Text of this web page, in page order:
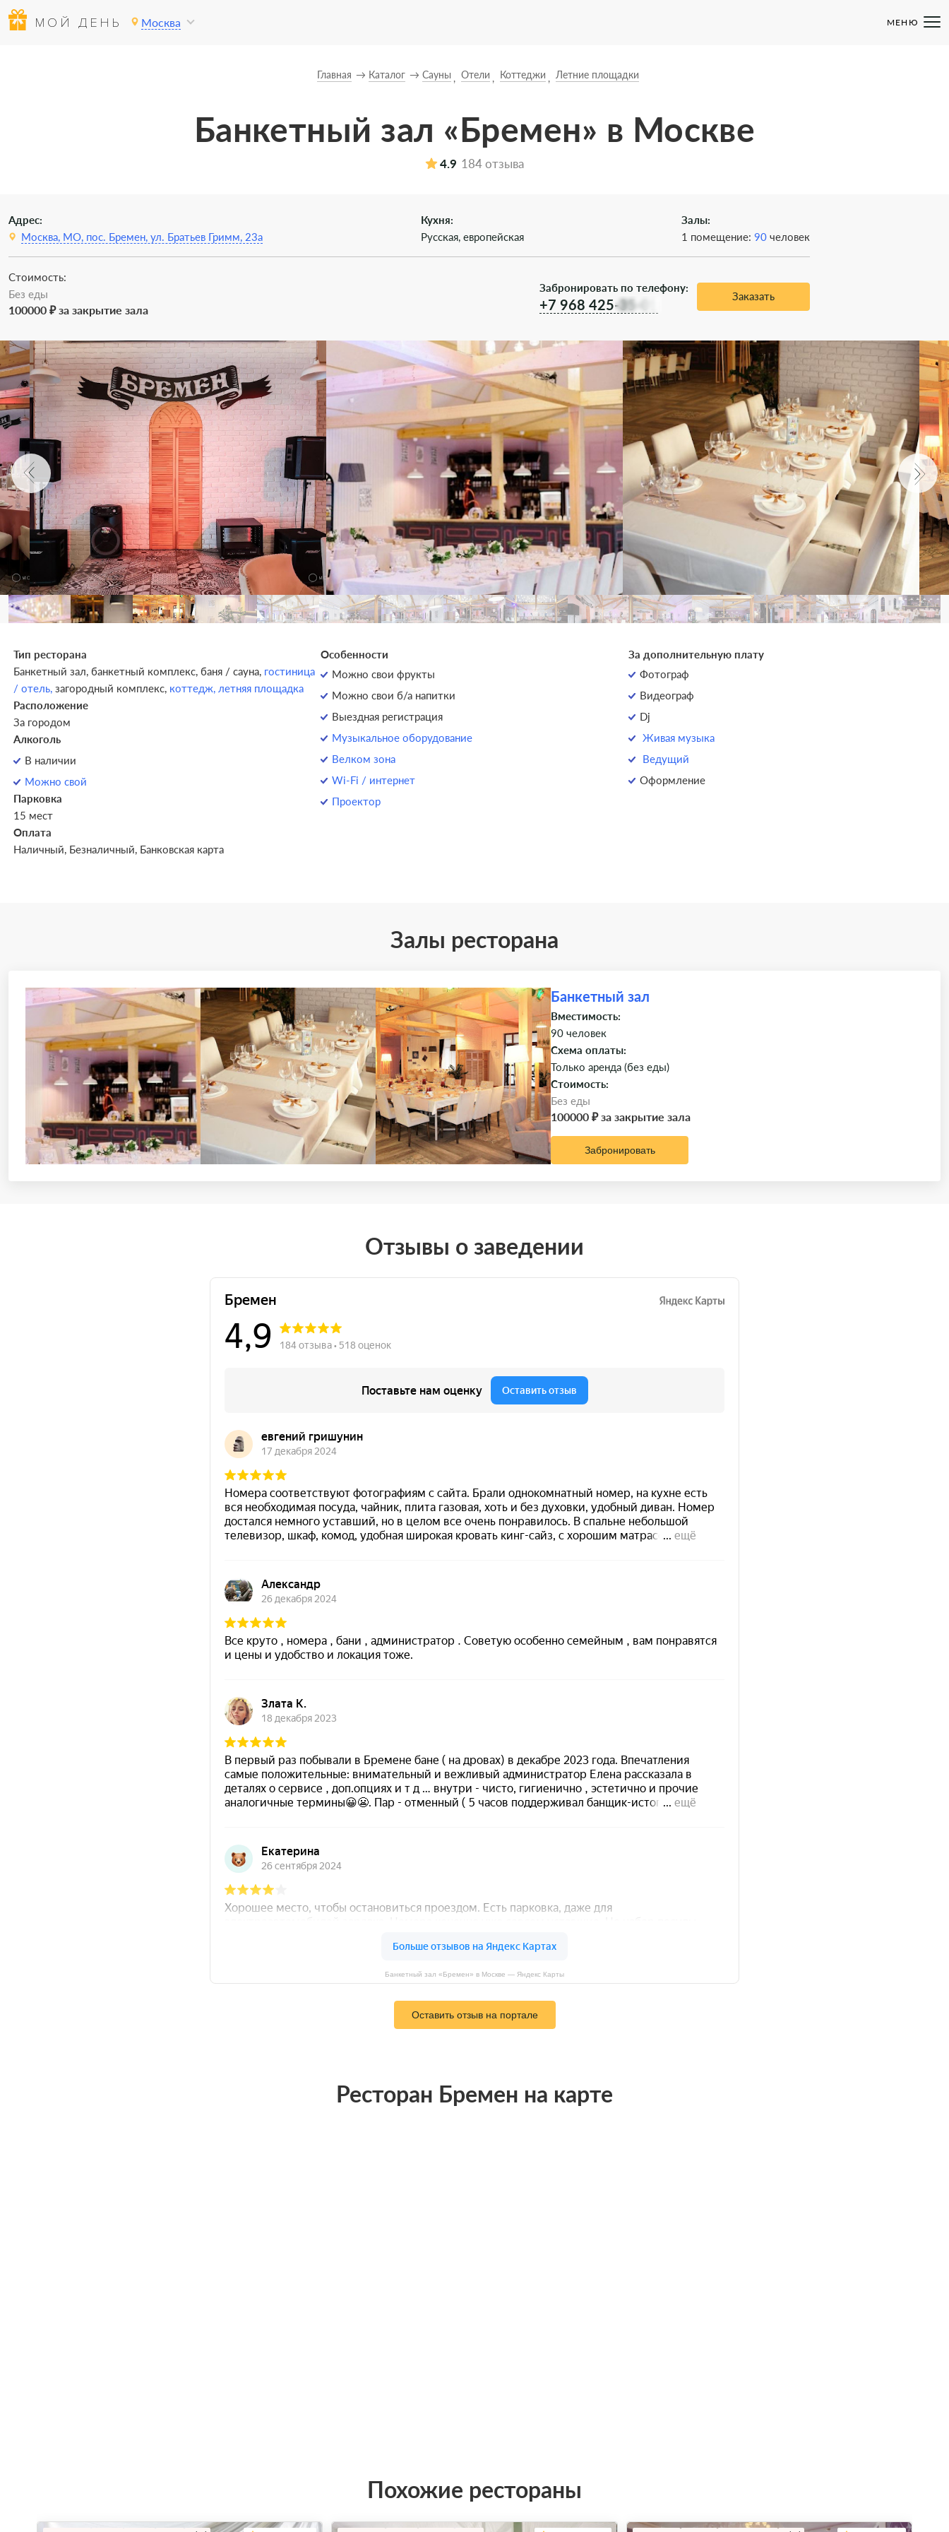
МОЙ ДЕНЬ Москва МЕНЮ
Главная Каталог Сауны Отели Коттеджи Летние площадки
Банкетный зал «Бремен» в Москве
4.9 184 отзыва
Адрес:
Москва, МО, пос. Бремен, ул. Братьев Гримм, 23а
Кухня:
Русская, европейская
Залы:
1 помещение: 90 человек
Стоимость:
Без еды
100000 ₽ за закрытие зала
Забронировать по телефону:
+7 968 425-35-01 Заказать
Тип ресторана
Банкетный зал, банкетный комплекс, баня / сауна, гостиница
/ отель, загородный комплекс, коттедж, летняя площадка
Расположение
За городом
Алкоголь
В наличии
Можно свой
Парковка
15 мест
Оплата
Наличный, Безналичный, Банковская карта
Особенности
Можно свои фрукты
Можно свои б/а напитки
Выездная регистрация
Музыкальное оборудование
Велком зона
Wi-Fi / интернет
Проектор
За дополнительную плату
Фотограф
Видеограф
Dj
Живая музыка
Ведущий
Оформление
Залы ресторана
Банкетный зал
Вместимость:
90 человек
Схема оплаты:
Только аренда (без еды)
Стоимость:
Без еды
100000 ₽ за закрытие зала
Забронировать
Отзывы о заведении
Банкетный зал «Бремен» в Москве — Яндекс Карты
Оставить отзыв на портале
Ресторан Бремен на карте
Похожие рестораны